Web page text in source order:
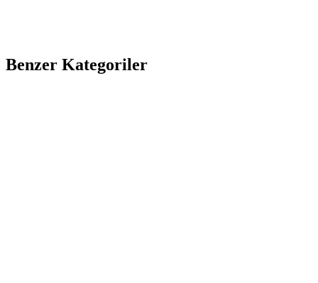
Benzer Kategoriler